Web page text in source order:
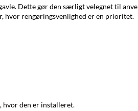
Dette gør den særligt velegnet til
hvor rengøringsvenlighed er en prioritet.
hvor den er installeret.